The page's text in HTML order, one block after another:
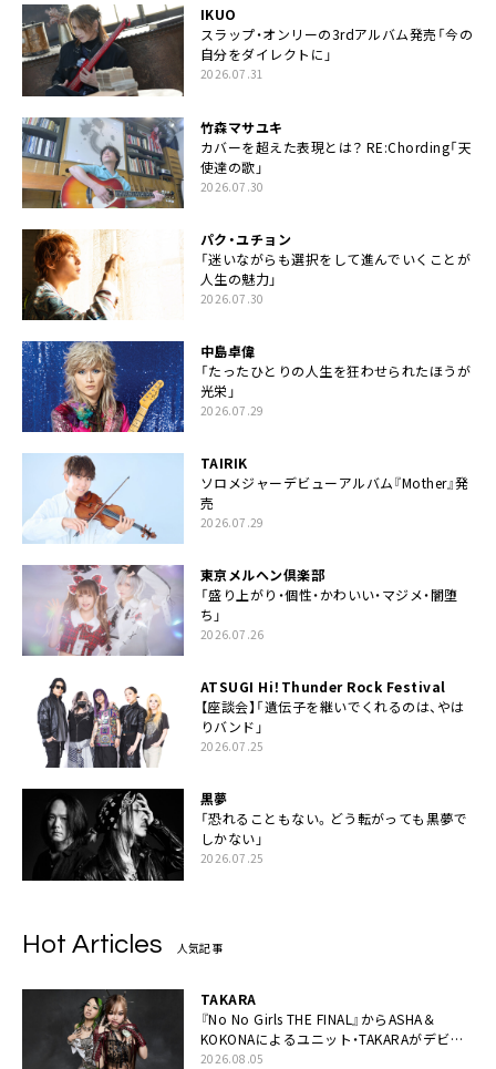
IKUO
スラップ・オンリーの3rdアルバム発売「今の
自分をダイレクトに」
2026.07.31
竹森マサユキ
カバーを超えた表現とは？ RE:Chording「天
使達の歌」
2026.07.30
パク・ユチョン
「迷いながらも選択をして進んでいくことが
人生の魅力」
2026.07.30
中島卓偉
「たったひとりの人生を狂わせられたほうが
光栄」
2026.07.29
TAIRIK
ソロメジャーデビューアルバム『Mother』発
売
2026.07.29
東京メルヘン倶楽部
「盛り上がり・個性・かわいい・マジメ・闇堕
ち」
2026.07.26
ATSUGI Hi！Thunder Rock Festival
【座談会】「遺伝子を継いでくれるのは、やは
りバンド」
2026.07.25
黒夢
「恐れることもない。どう転がっても黒夢で
しかない」
2026.07.25
Hot Articles 人気記事
TAKARA
『No No Girls THE FINAL』からASHA＆
KOKONAによるユニット・TAKARAがデビュ
ー
2026.08.05